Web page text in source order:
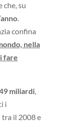
che, su
.
confina
nella
fare
miliardi,
i
il 2008 e